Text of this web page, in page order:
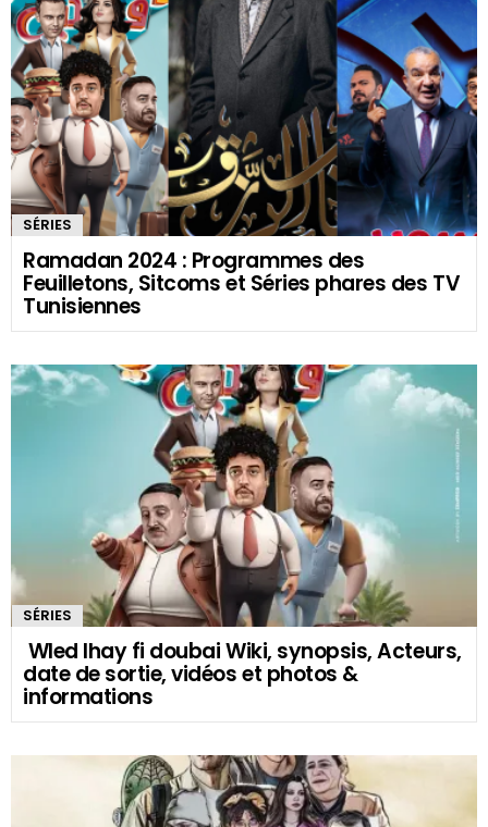
SÉRIES
Ramadan 2024 : Programmes des
Feuilletons, Sitcoms et Séries phares des TV
Tunisiennes
SÉRIES
Wled lhay fi doubai Wiki, synopsis, Acteurs,
date de sortie, vidéos et photos &
informations